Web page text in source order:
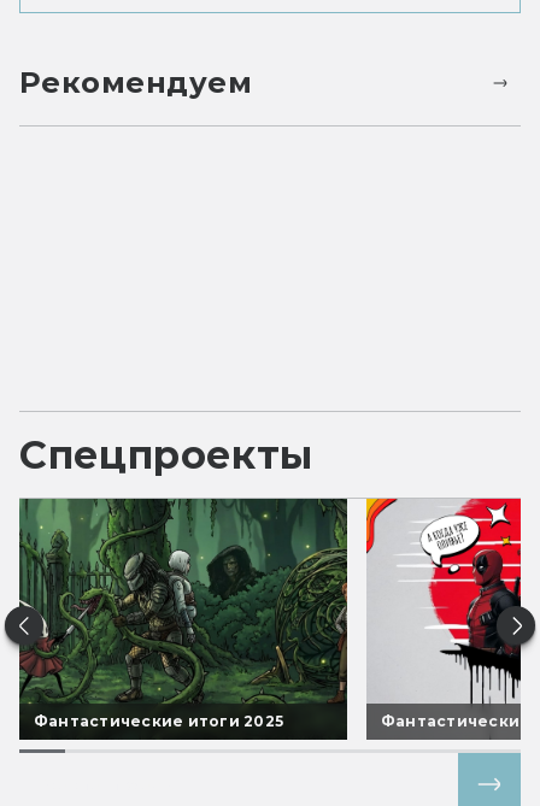
Рекомендуем
Спецпроекты
Фантастические итоги 2025 Фантастические